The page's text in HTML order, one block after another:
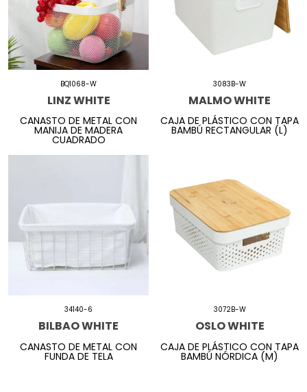
BQ1068-W
LINZ WHITE
CANASTO DE METAL CON
MANIJA DE MADERA
CUADRADO
3083B-W
MALMO WHITE
CAJA DE PLÁSTICO CON TAPA
BAMBÚ RECTANGULAR (L)
34140-6
BILBAO WHITE
CANASTO DE METAL CON
FUNDA DE TELA
3072B-W
OSLO WHITE
CAJA DE PLÁSTICO CON TAPA
BAMBÚ NÓRDICA (M)